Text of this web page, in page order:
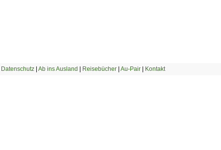
Datenschutz| Ab ins Ausland Reisebücher| Au-Pair| Kontakt